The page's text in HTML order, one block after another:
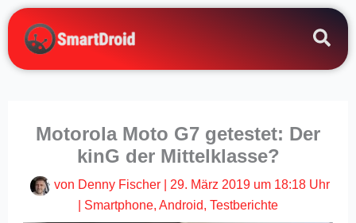
Zum
Inhalt
springen
Motorola Moto G7 getestet: Der
kinG der Mittelklasse?
von Denny Fischer
29. März 2019 um 18:18 Uhr
Smartphone, Android, Testberichte